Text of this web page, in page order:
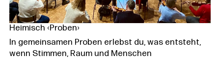
Heimisch ‹Proben›
In gemeinsamen Proben erlebst du, was entsteht,
wenn Stimmen, Raum und Menschen